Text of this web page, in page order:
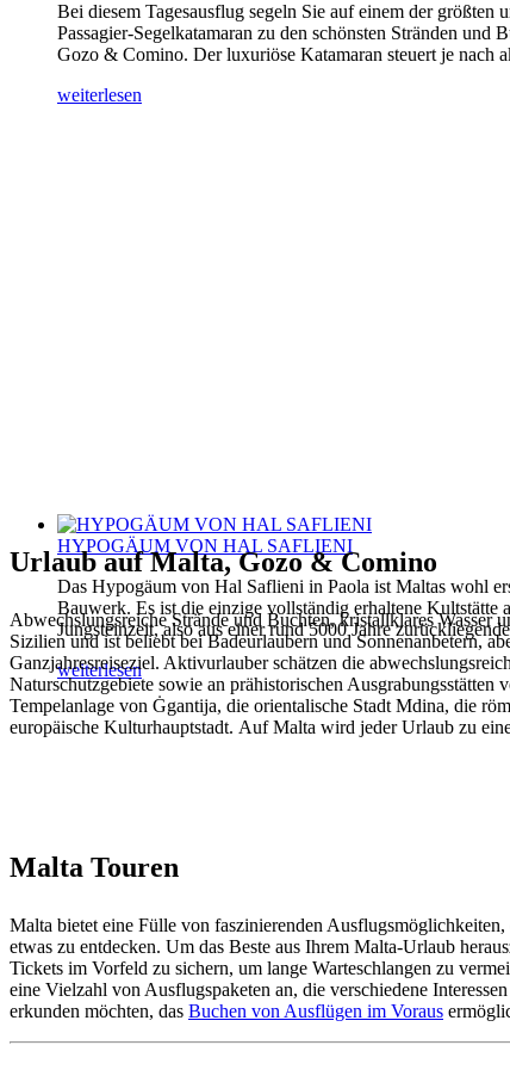
Bei diesem Tagesausflug segeln Sie auf einem der größten
Passagier-Segelkatamaran zu den schönsten Stränden und
Gozo & Comino. Der luxuriöse Katamaran steuert je nach
weiterlesen
HYPOGÄUM VON HAL SAFLIENI
Das Hypogäum von Hal Saflieni in Paola ist Maltas wohl
Bauwerk. Es ist die einzige vollständig erhaltene Kultstätte
Jungsteinzeit, also aus einer rund 5000 Jahre
weiterlesen
Urlaub auf Malta, Gozo & Comino
Abwechslungsreiche Strände und Buchten, kristallklares Wasser
Sizilien und ist beliebt bei Badeurlaubern und Sonnenanbetern,
Ganzjahresreiseziel. Aktivurlauber schätzen die
Naturschutzgebiete sowie an prähistorischen
Tempelanlage von Ġgantija, die orientalische Stadt Mdina, die
europäische Kulturhauptstadt. Auf Malta wird jeder Urlaub zu
Malta Touren
Malta bietet eine Fülle von faszinierenden
etwas zu entdecken. Um das Beste aus Ihrem Malta-Urlaub
Tickets im Vorfeld zu sichern, um lange Warteschlangen zu
eine Vielzahl von Ausflugspaketen an, die verschiedene
erkunden möchten, das Buchen von Ausflügen im Voraus